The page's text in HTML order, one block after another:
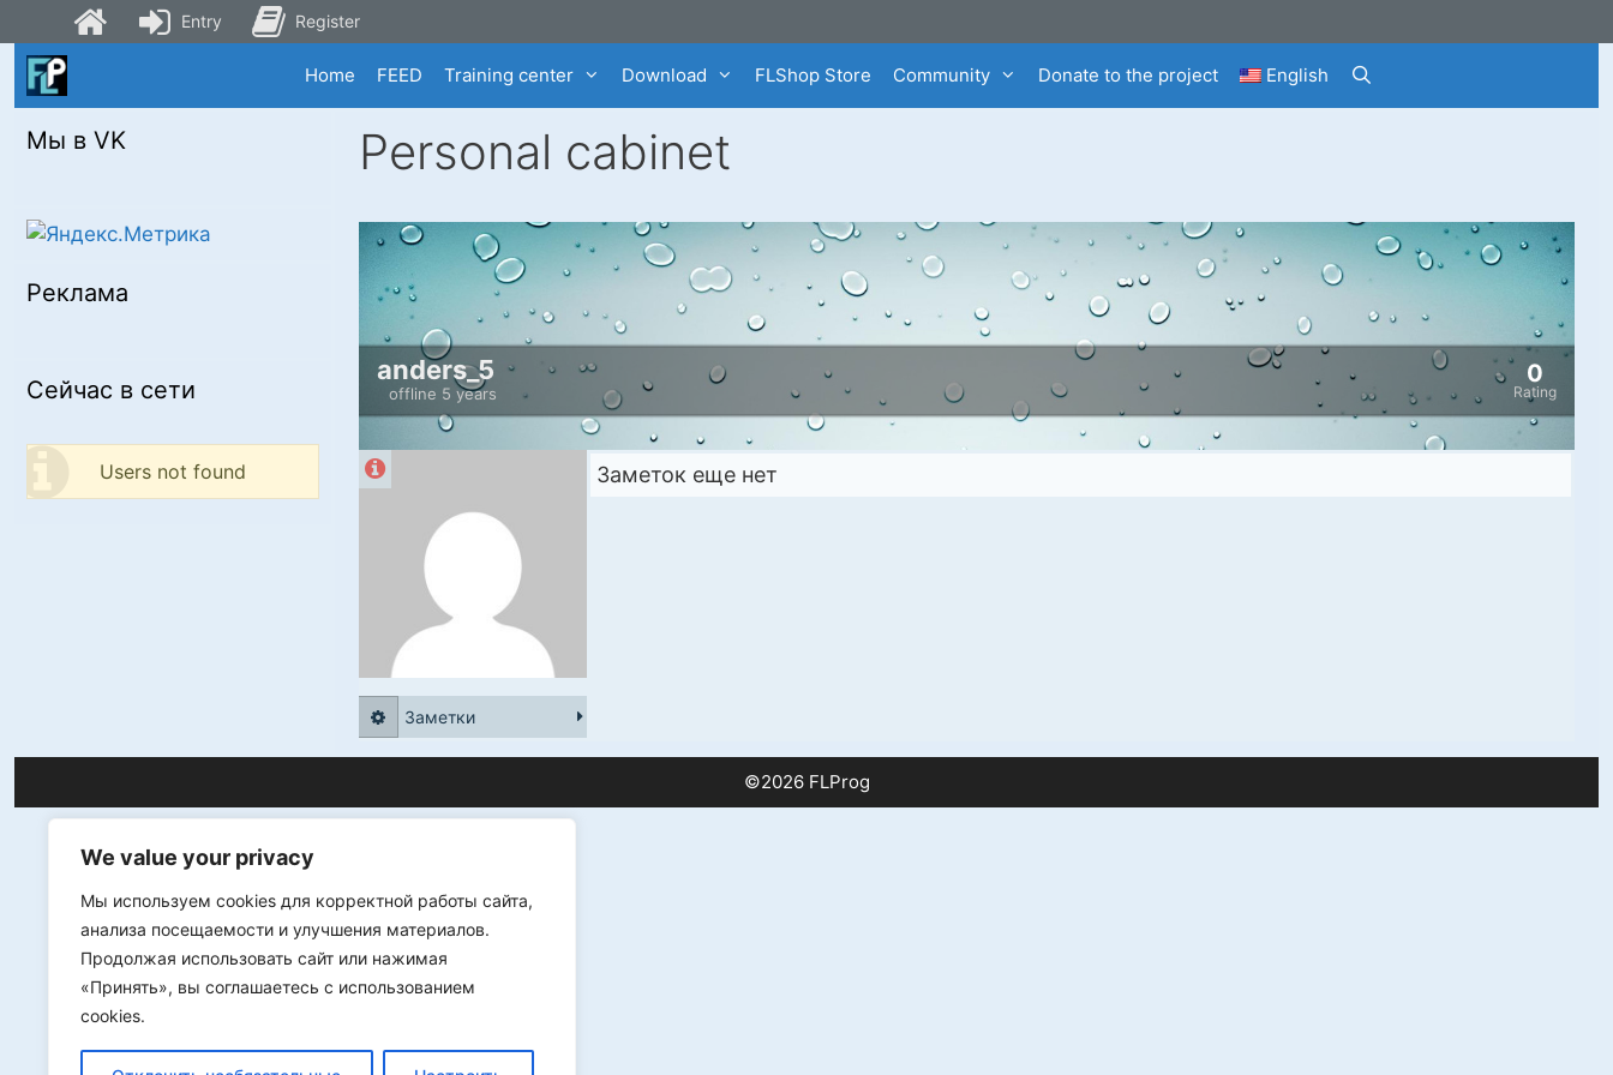
We value your privacy
Мы используем cookies для корректной работы сайта,
анализа посещаемости и улучшения материалов.
Продолжая использовать сайт или нажимая
«Принять», вы соглашаетесь с использованием
cookies.
Skip
Home FEED Training center Download FLShop Store Community Donate to the project English
Personal cabinet
anders_5
offline 5 years Rating
0
Заметки
Заметок еще нет
Мы в VK
Реклама
Сейчас в сети
Users not found
©2026 FLProg
Entry Register